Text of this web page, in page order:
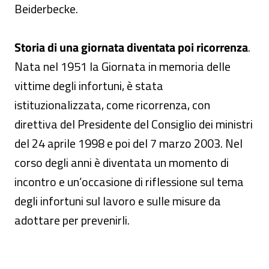
Beiderbecke.
Storia di una giornata diventata poi ricorrenza.
Nata nel 1951 la Giornata in memoria delle
vittime degli infortuni, è stata
istituzionalizzata, come ricorrenza, con
direttiva del Presidente del Consiglio dei ministri
del 24 aprile 1998 e poi del 7 marzo 2003. Nel
corso degli anni è diventata un momento di
incontro e un’occasione di riflessione sul tema
degli infortuni sul lavoro e sulle misure da
adottare per prevenirli.